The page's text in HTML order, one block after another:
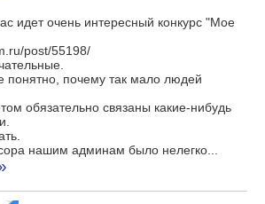
идет очень интересный конкурс "Мое
post/55198/
понятно, почему так мало людей
обязательно связаны какие-нибудь
нашим админам было нелегко...